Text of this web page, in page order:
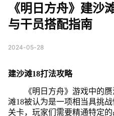
《明日方舟》建沙
与干员搭配指南
2024-05-28
建沙滩18打法攻略
《明日方舟》游戏中的
滩18被认为是一项相当具挑
关卡，玩家们需要精通特定